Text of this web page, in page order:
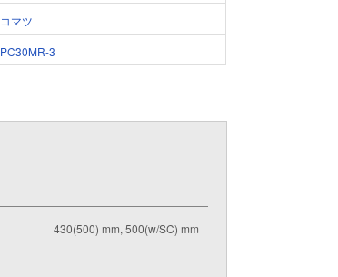
コマツ
PC30MR-3
430(500) mm, 500(w/SC) mm